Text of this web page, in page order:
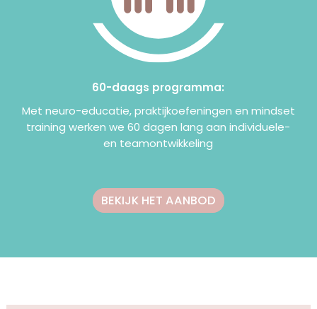
60-daags programma:
Met neuro-educatie, praktijkoefeningen en mindset
training werken we 60 dagen lang aan individuele-
en teamontwikkeling
BEKIJK HET AANBOD